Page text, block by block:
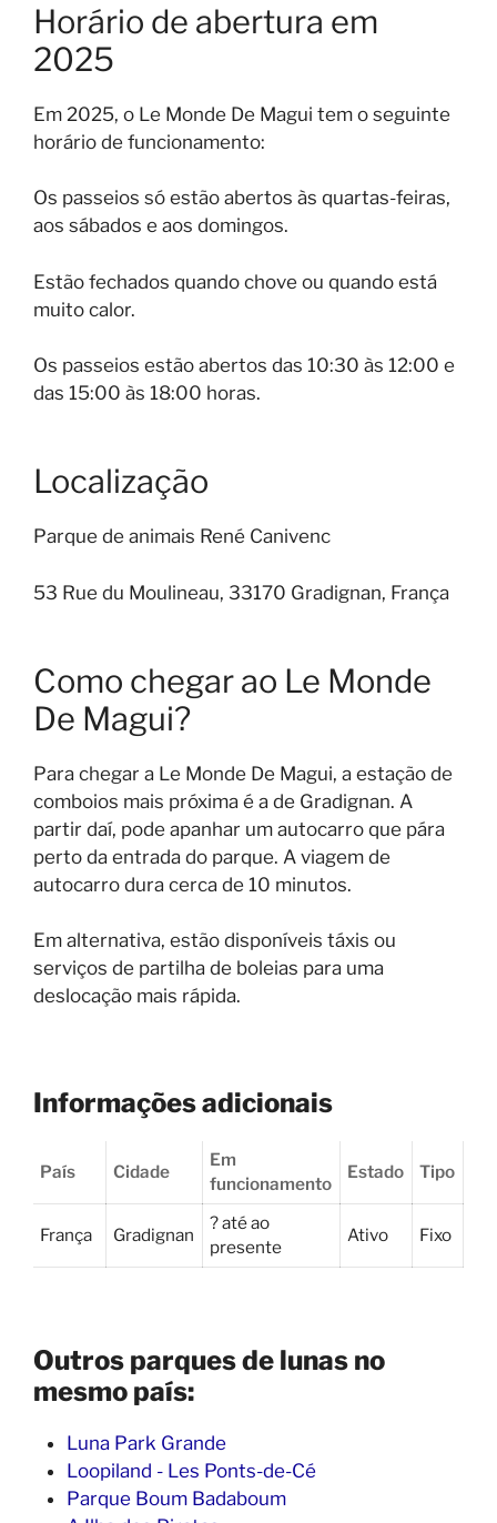
Horário de abertura em
2025
Em 2025, o Le Monde De Magui tem o seguinte
horário de funcionamento:
Os passeios só estão abertos às quartas-feiras,
aos sábados e aos domingos.
Estão fechados quando chove ou quando está
muito calor.
Os passeios estão abertos das 10:30 às 12:00 e
das 15:00 às 18:00 horas.
Localização
Parque de animais René Canivenc
53 Rue du Moulineau, 33170 Gradignan, França
Como chegar ao Le Monde
De Magui?
Para chegar a Le Monde De Magui, a estação de
comboios mais próxima é a de Gradignan. A
partir daí, pode apanhar um autocarro que pára
perto da entrada do parque. A viagem de
autocarro dura cerca de 10 minutos.
Em alternativa, estão disponíveis táxis ou
serviços de partilha de boleias para uma
deslocação mais rápida.
Informações adicionais
País Cidade
Em
funcionamento
Estado Tipo
França Gradignan
? até ao
presente
Ativo Fixo
Outros parques de lunas no
mesmo país:
Luna Park Grande
Loopiland - Les Ponts-de-Cé
Parque Boum Badaboum